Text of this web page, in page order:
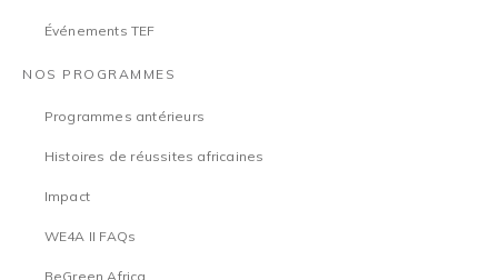
Événements TEF
NOS PROGRAMMES
Programmes antérieurs
Histoires de réussites africaines
Impact
WE4A II FAQs
BeGreen Africa